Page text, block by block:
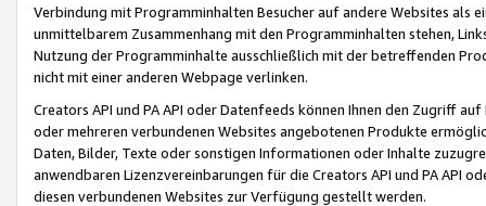
Verbindung mit Programminhalten Besucher auf andere Websites als
unmittelbarem Zusammenhang mit den Programminhalten stehen,
Nutzung der Programminhalte ausschließlich mit der betreffenden
nicht mit einer anderen Webpage verlinken.
Creators API und PA API oder Datenfeeds können Ihnen den Zugriff
oder mehreren verbundenen Websites angebotenen Produkte
Daten, Bilder, Texte oder sonstigen Informationen oder Inhalte
anwendbaren Lizenzvereinbarungen für die Creators API und PA API
diesen verbundenen Websites zur Verfügung gestellt werden.